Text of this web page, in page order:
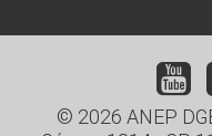
© 2026 ANEP